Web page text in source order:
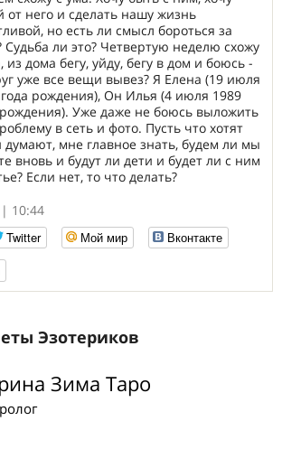
от него и сделать нашу жизнь
но есть ли смысл бороться за
Судьба ли это? Четвертую неделю схожу
из дома бегу, уйду, бегу в дом и боюсь -
уже все вещи вывез? Я Елена (19 июля
рождения), Он Илья (4 июля 1989
рождения). Уже даже не боюсь выложить
в сеть и фото. Пусть что хотят
мне главное знать, будем ли мы
вновь и будут ли дети и будет ли с ним
Если нет, то что делать?
| 10:44
Twitter Мой мир
Вконтакте
Эзотериков
Зима Таро